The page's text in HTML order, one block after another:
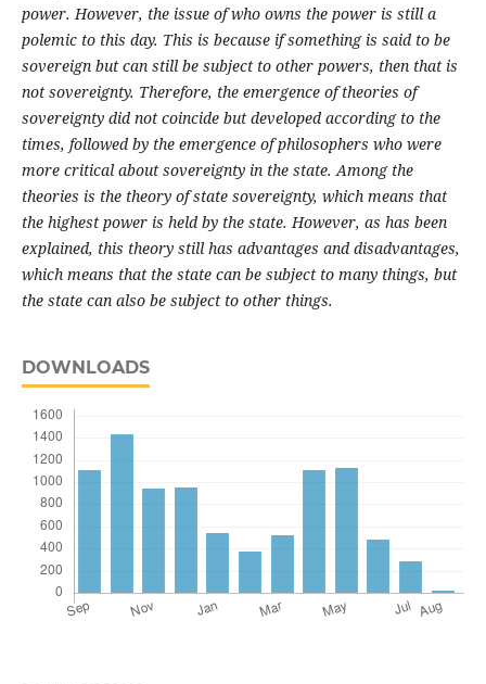
power. However, the issue of who owns the power is still a
polemic to this day. This is because if something is said to be
sovereign but can still be subject to other powers, then that is
not sovereignty. Therefore, the emergence of theories of
sovereignty did not coincide but developed according to the
times, followed by the emergence of philosophers who were
more critical about sovereignty in the state. Among the
theories is the theory of state sovereignty, which means that
the highest power is held by the state. However, as has been
explained, this theory still has advantages and disadvantages,
which means that the state can be subject to many things, but
the state can also be subject to other things.
DOWNLOADS